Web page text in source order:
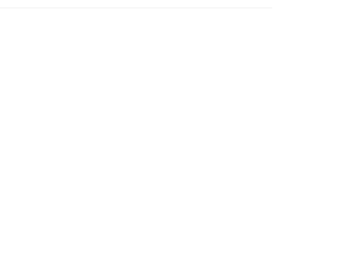
を付与しています
安全なユーザーです
了させた実績があります